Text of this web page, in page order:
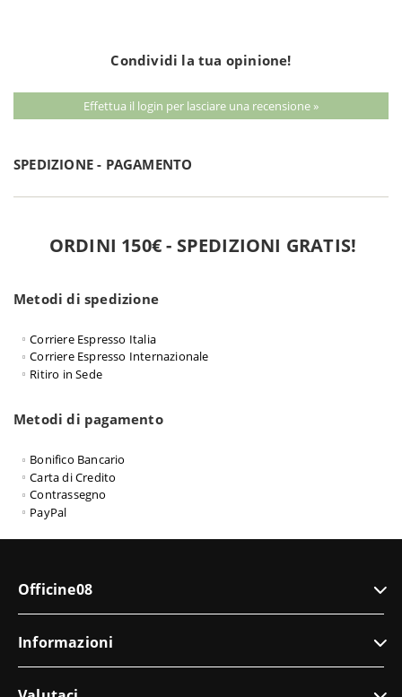
Condividi la tua opinione!
Effettua il login per lasciare una recensione »
SPEDIZIONE - PAGAMENTO
ORDINI 150€ - SPEDIZIONI GRATIS!
Metodi di spedizione
Corriere Espresso Italia
Corriere Espresso Internazionale
Ritiro in Sede
Metodi di pagamento
Bonifico Bancario
Carta di Credito
Contrassegno
PayPal
Officine08
Informazioni